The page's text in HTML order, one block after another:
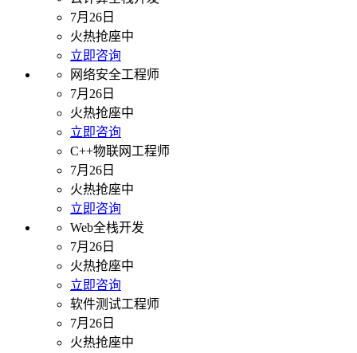
7月26日
火热抢座中
立即咨询
网络安全工程师
7月26日
火热抢座中
立即咨询
C++物联网工程师
7月26日
火热抢座中
立即咨询
Web全栈开发
7月26日
火热抢座中
立即咨询
软件测试工程师
7月26日
火热抢座中